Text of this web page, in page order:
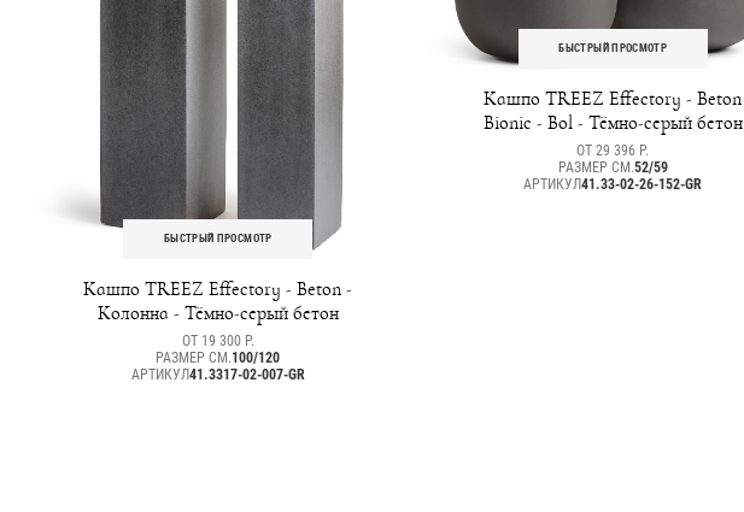
БЫСТРЫЙ ПРОСМОТР
Кашпо TREEZ Effectory - Beton -
Колонна - Тёмно-серый бетон
ОТ 19 300 Р.
РАЗМЕР СМ.100/120
АРТИКУЛ41.3317-02-007-GR
БЫСТРЫЙ ПРОСМОТР
Кашпо TREEZ Effectory - Beton
Bionic - Bol - Тёмно-серый бетон
ОТ 29 396 Р.
РАЗМЕР СМ.52/59
АРТИКУЛ41.33-02-26-152-GR